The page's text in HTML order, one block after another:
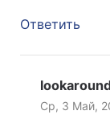
Ответить
Ср, 3 Май,